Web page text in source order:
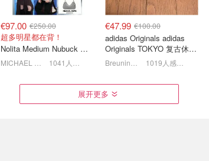
Sézane 换季针织触底！🐑
封面羊驼毛马甲€65
lululemon 今日必买这3件
👀粉色牛角包€64
€97.00 €250.00
超多明星都在背！
Nolita Medium Nubuck 链条 pochette
€47.99 €100.00
adidas Originals adidas
Originals TOKYO 复古休闲
鞋 深棕色
1019人感兴趣
展开更多